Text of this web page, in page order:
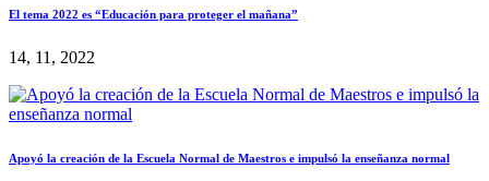
El tema 2022 es “Educación para proteger el mañana”
14, 11, 2022
Apoyó la creación de la Escuela Normal de Maestros e impulsó la enseñanza normal